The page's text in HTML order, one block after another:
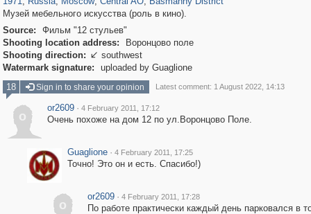
Музей мебельного искусства (роль в кино).
Source:
Фильм "12 стульев"
Shooting location address:
Воронцово поле
Shooting direction:  southwest
Watermark signature:
uploaded by Guaglione
18
Sign in to share your opinion Latest comment: 1 August 2022, 14:13
o
or2609 · 4 February 2011, 17:12
Очень похоже на дом 12 по ул.Воронцово Поле.
Guaglione · 4 February 2011, 17:25
Точно! Это он и есть. Спасибо!)
o
or2609 · 4 February 2011, 17:28
По работе практически каждый день парковался в